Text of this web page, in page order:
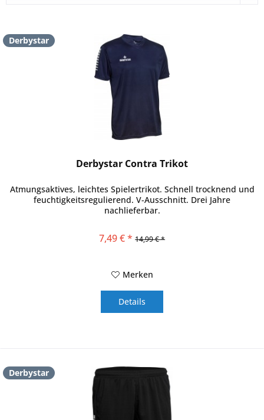
Derbystar
Derbystar Contra Trikot
Atmungsaktives, leichtes Spielertrikot. Schnell trocknend und
feuchtigkeitsregulierend. V-Ausschnitt. Drei Jahre
nachlieferbar.
7,49 € * 14,99 € *
Merken
Details
Derbystar